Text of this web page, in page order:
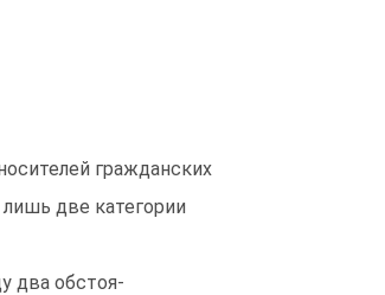
гражданских
две категории
два обстоя-